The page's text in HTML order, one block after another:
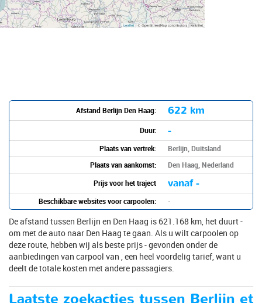
Afstand Berlijn Den Haag: 622 km
Duur: -
Plaats van vertrek:
Berlijn, Duitsland
Plaats van aankomst:
Den Haag, Nederland
Prijs voor het traject
vanaf -
Beschikbare websites voor carpoolen: -
De afstand tussen Berlijn en Den Haag is 621.168 km, het duurt -
om met de auto naar Den Haag te gaan. Als u wilt carpoolen op
deze route, hebben wij als beste prijs - gevonden onder de
aanbiedingen van carpool van , een heel voordelig tarief, want u
deelt de totale kosten met andere passagiers.
Laatste zoekacties tussen Berlijn et